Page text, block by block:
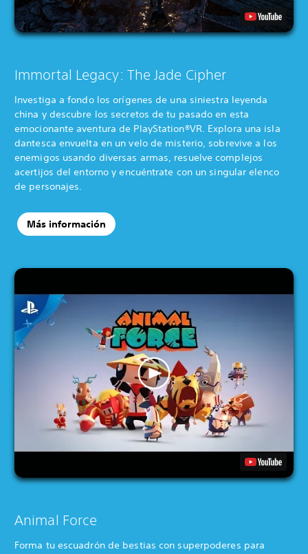
Immortal Legacy: The Jade Cipher
Investiga a fondo los orígenes de una siniestra leyenda
china y descubre los secretos de tu pasado en esta
emocionante aventura de PlayStation®VR. Explora una isla
dantesca envuelta en un velo de misterio, sobrevive a los
enemigos usando diversas armas, resuelve complejos
acertijos del entorno y encuéntrate con un singular elenco
de personajes.
Más información
Animal Force
Forma tu escuadrón de bestias con superpoderes para